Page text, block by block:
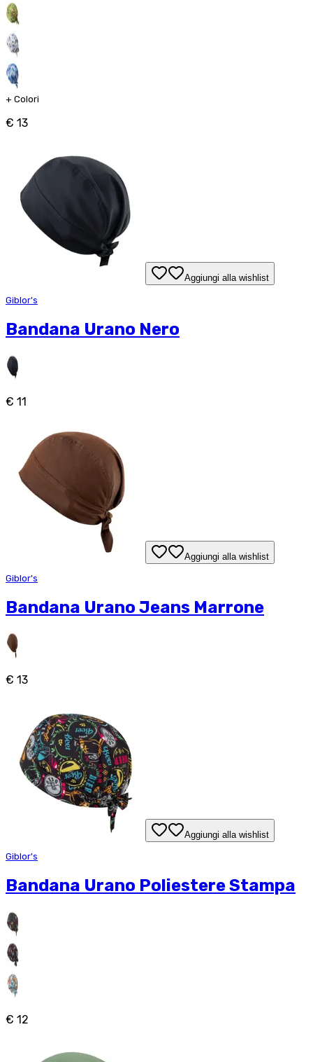
+ Colori
€ 13
Aggiungi alla wishlist
Giblor's
Bandana Urano Nero
€ 11
Aggiungi alla wishlist
Giblor's
Bandana Urano Jeans Marrone
€ 13
Aggiungi alla wishlist
Giblor's
Bandana Urano Poliestere Stampa
€ 12